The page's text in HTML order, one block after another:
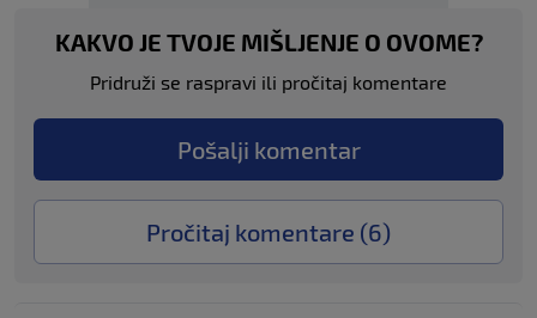
KAKVO JE TVOJE MIŠLJENJE O OVOME?
Pridruži se raspravi ili pročitaj komentare
Pošalji komentar
Pročitaj komentare (6)